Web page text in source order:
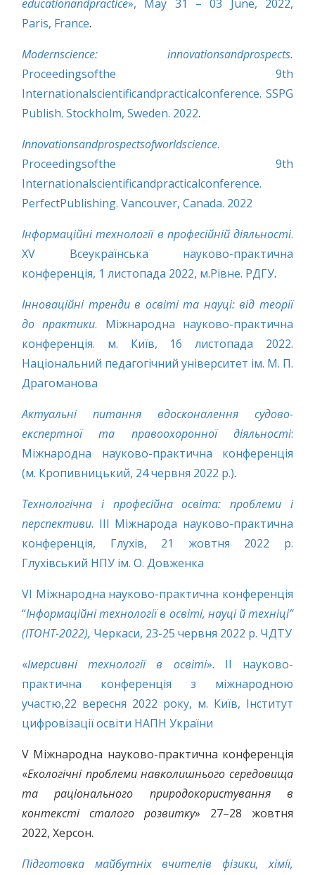
educationandpractice», May 31 – 03 June, 2022,
Paris, France.
Modernscience: innovationsandprospects.
Proceedingsofthe 9th
Internationalscientificandpracticalconference. SSPG
Publish. Stockholm, Sweden. 2022.
Innovationsandprospectsofworldscience.
Proceedingsofthe 9th
Internationalscientificandpracticalconference.
PerfectPublishing. Vancouver, Canada. 2022
Інформаційні технології в професійній діяльності.
XV Всеукраїнська науково-практична
конференція, 1 листопада 2022, м.Рівне. РДГУ.
Інноваційні тренди в освіті та науці: від теорії
до практики. Міжнародна науково-практична
конференція. м. Київ, 16 листопада 2022.
Національний педагогічний університет ім. М. П.
Драгоманова
Актуальні питання вдосконалення судово-
експертної та правоохоронної діяльності:
Міжнародна науково-практична конференція
(м. Кропивницький, 24 червня 2022 р.).
Технологічна і професійна освіта: проблеми і
перспективи. ІІІ Міжнарода науково-практична
конференція, Глухів, 21 жовтня 2022 р.
Глухівський НПУ ім. О. Довженка
VI Міжнародна науково-практична конференція
“Інформаційні технології в освіті, науці й техніці”
(ІТОНТ-2022), Черкаси, 23-25 червня 2022 р. ЧДТУ
«Імерсивні технології в освіті». ІІ науково-
практична конференція з міжнародною
участю,22 вересня 2022 року, м. Київ, Інститут
цифровізації освіти НАПН України
V Міжнародна науково-практична конференція
«Екологічні проблеми навколишнього середовища
та раціонального природокористування в
контексті сталого розвитку» 27–28 жовтня
2022, Херсон.
Підготовка майбутніх вчителів фізики, хімії,